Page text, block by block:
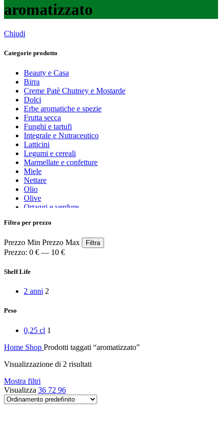
aromatizzato
Chiudi
Categorie prodotto
Beauty e Casa
Birra
Creme Patè Chutney e Mostarde
Dolci
Erbe aromatiche e spezie
Frutta secca
Funghi e tartufi
Integrale e Nutraceutico
Latticini
Legumi e cereali
Marmellate e confetture
Miele
Nettare
Olio
Olive
Ortaggi e verdure
Peperoncino
Prodotti da forno
Rafano
Sott’oli e conserve
Tisane
Vari
Filtra per prezzo
Prezzo Min Prezzo Max Filtra
Prezzo: 0 € — 10 €
Shelf Life
2 anni 2
Peso
0,25 cl 1
Home Shop Prodotti taggati “aromatizzato”
Visualizzazione di 2 risultati
Mostra filtri
Visualizza 36 72 96